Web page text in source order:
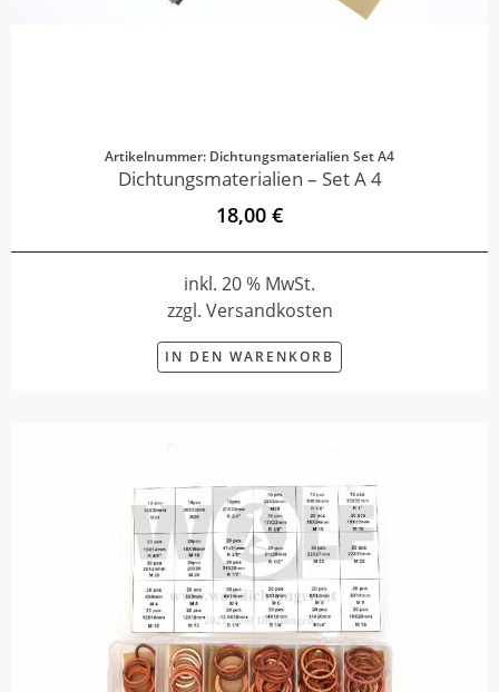
Artikelnummer: Dichtungsmaterialien Set A4
Dichtungsmaterialien – Set A 4
18,00 €
inkl. 20 % MwSt.
zzgl. Versandkosten
IN DEN WARENKORB